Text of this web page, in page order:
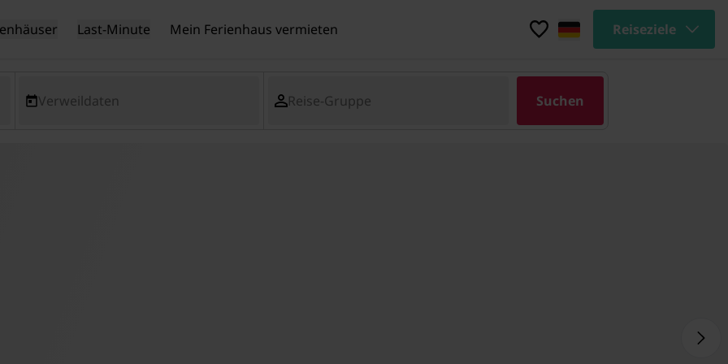
Last-Minute Mein Ferienhaus vermieten Reiseziele
Verweildaten Reise-Gruppe Suchen